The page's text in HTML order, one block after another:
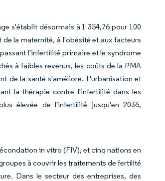
s'établit désormais à 1 354,76 pour 100
de la maternité, à l'obésité et aux facteurs
l'infertilité primaire et le syndrome
à faibles revenus, les coûts de la PMA
de la santé s'améliore. L'urbanisation et
la thérapie contre l'infertilité dans les
élevée de l'infertilité jusqu'en 2036,
in vitro (FIV), et cinq nations en
à couvrir les traitements de fertilité
Dans le secteur des entreprises, des